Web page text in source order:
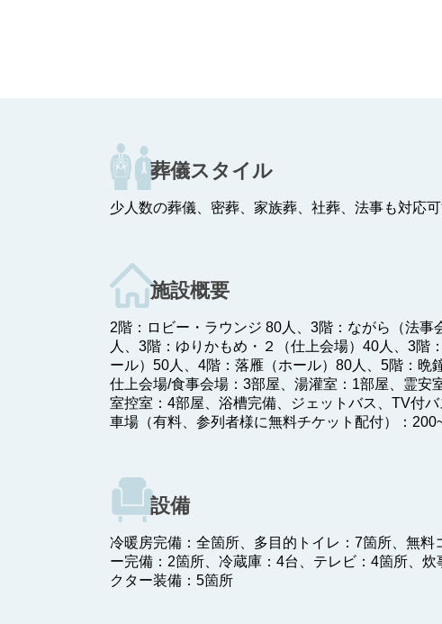
葬儀スタイル
少人数の葬儀、密葬、家族葬、社葬、法事も対応可
施設概要
2階：ロビー・ラウンジ 80人、3階：ながら（法
人、3階：ゆりかもめ・２（仕上会場）40人、3階
ール）50人、4階：落雁（ホール）80人、5階：晩
仕上会場/食事会場：3部屋、湯灌室：1部屋、霊
室控室：4部屋、浴槽完備、ジェットバス、TV付
車場（有料、参列者様に無料チケット配付）：
設備
冷暖房完備：全箇所、多目的トイレ：7箇所、無
ー完備：2箇所、冷蔵庫：4台、テレビ：4箇所、
クター装備：5箇所